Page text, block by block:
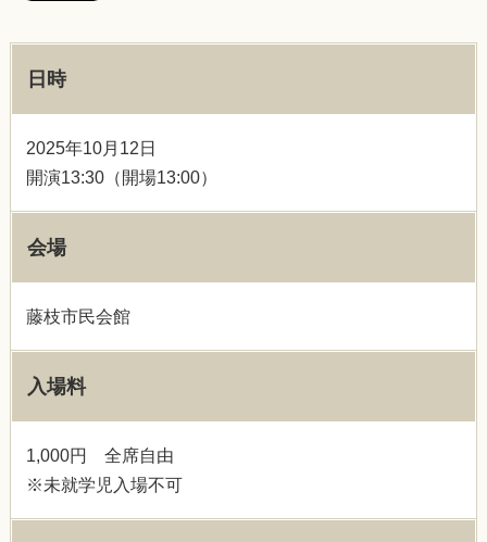
日時
2025年10月12日
開演13:30（開場13:00）
会場
藤枝市民会館
入場料
1,000円 全席自由
※未就学児入場不可